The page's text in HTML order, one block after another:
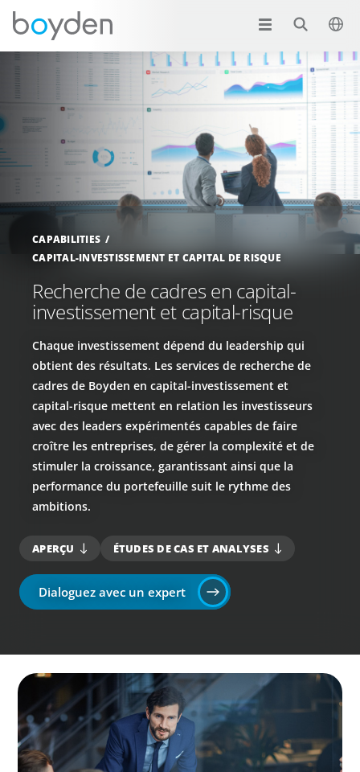
CAPABILITIES
CAPITAL-INVESTISSEMENT ET CAPITAL DE RISQUE
Recherche de cadres en capital-
investissement et capital-risque
Chaque investissement dépend du leadership qui
obtient des résultats. Les services de recherche de
cadres de Boyden en capital-investissement et
capital-risque mettent en relation les investisseurs
avec des leaders expérimentés capables de faire
croître les entreprises, de gérer la complexité et de
stimuler la croissance, garantissant ainsi que la
performance du portefeuille suit le rythme des
ambitions.
APERÇU ÉTUDES DE CAS ET ANALYSES
Dialoguez avec un expert